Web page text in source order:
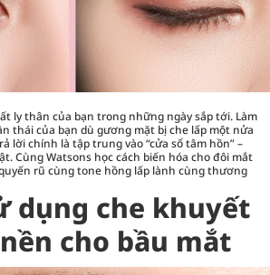
ly thân của bạn trong những ngày sắp tới. Làm
thái của bạn dù gương mặt bị che lấp một nửa
lời chính là tập trung vào “cửa sổ tâm hồn” –
Cùng Watsons học cách biến hóa cho đôi mắt
rũ cùng tone hồng lấp lành cùng thương
dụng che khuyết
cho bầu mắt